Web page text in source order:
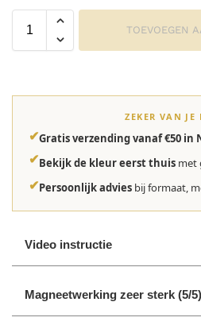
TOEVOEGEN
ZEKER VAN JE
✔Gratis verzending vanaf €50 in
✔Bekijk de kleur eerst thuis met
✔Persoonlijk advies bij formaat,
Video instructie
Magneetwerking zeer sterk (5/5)